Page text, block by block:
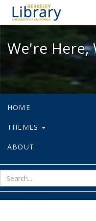
We're Here,
HOME
THEMES
ABOUT